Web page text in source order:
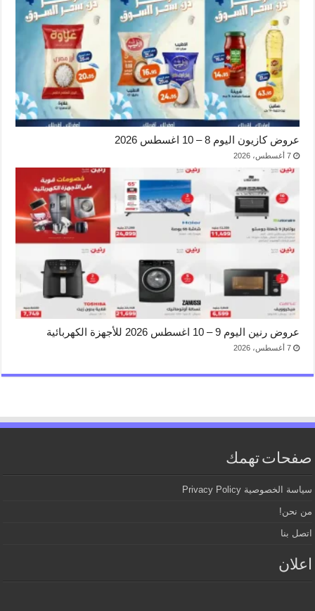
عروض كازيون اليوم 8 – 10 اغسطس 2026
7 أغسطس، 2026
عروض رنين اليوم 9 – 10 اغسطس 2026 للأجهزة الكهربائية
7 أغسطس، 2026
صفحات تهمك
سياسة الخصوصية Privacy Policy
من نحن!
اتصل بنا
اعلان